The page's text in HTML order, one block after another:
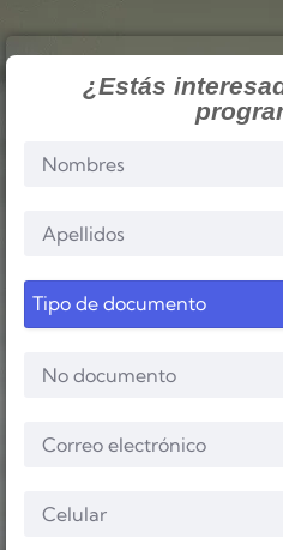
¿Estás